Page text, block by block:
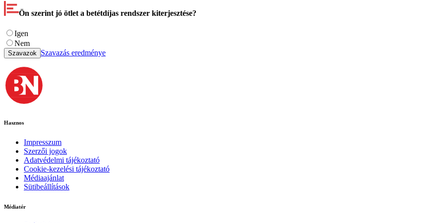
Ön szerint jó ötlet a betétdíjas rendszer kiterjesztése?
Igen
Nem
Szavazok Szavazás eredménye
Hasznos
Impresszum
Szerzői jogok
Adatvédelmi tájékoztató
Cookie-kezelési tájékoztató
Médiaajánlat
Sütibeállítások
Médiatér